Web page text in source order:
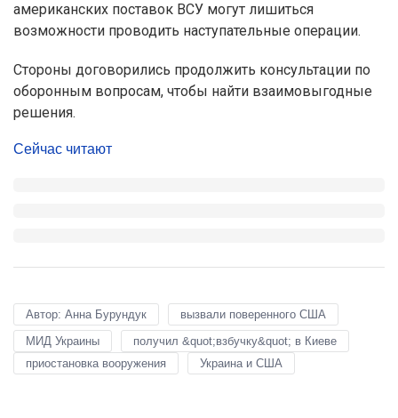
американских поставок ВСУ могут лишиться
возможности проводить наступательные операции.
Стороны договорились продолжить консультации по
оборонным вопросам, чтобы найти взаимовыгодные
решения.
Сейчас читают
Автор: Анна Бурундук
вызвали поверенного США
МИД Украины
получил &quot;взбучку&quot; в Киеве
приостановка вооружения
Украина и США